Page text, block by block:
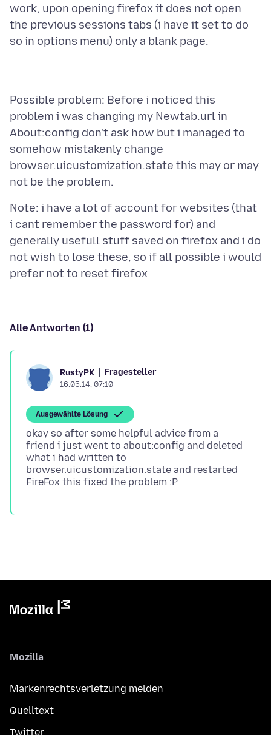
work, upon opening firefox it does not open
the previous sessions tabs (i have it set to do
Possible problem: Before i noticed this
problem i was changing my Newtab.url in
About:config don't ask how but i managed to
somehow mistakenly change
browser.uicustomization.state this may or may
Note: i have a lot of account for websites (that
i cant remember the password for) and
generally usefull stuff saved on firefox and i do
not wish to lose these, so if all possible i would
Alle Antworten (1)
RustyPK Fragesteller
16.05.14, 07:10
Ausgewählte Lösung
okay so after some helpful advice from a
friend i just went to about:config and deleted
what i had written to
browser.uicustomization.state and restarted
Mozilla
Markenrechtsverletzung melden
Quelltext
Twitter